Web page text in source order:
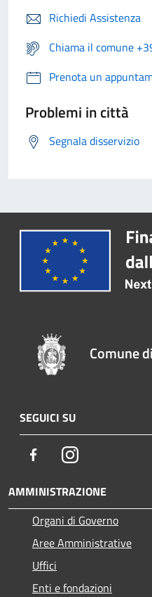
Richiedi Assistenza
Chiama il comune
Prenota un
Problemi in città
Segnala disservizio
Comune
SEGUICI SU
FacebookInstagram
AMMINISTRAZIONE
Organi di Governo
Aree Amministrative
Uffici
Enti e fondazioni